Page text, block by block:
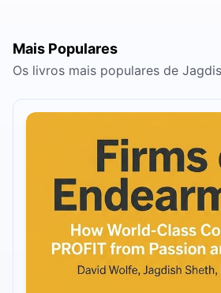
Mais Populares
Os livros mais populares de